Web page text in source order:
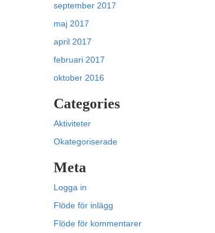
september 2017
maj 2017
april 2017
februari 2017
oktober 2016
Categories
Aktiviteter
Okategoriserade
Meta
Logga in
Flöde för inlägg
Flöde för kommentarer